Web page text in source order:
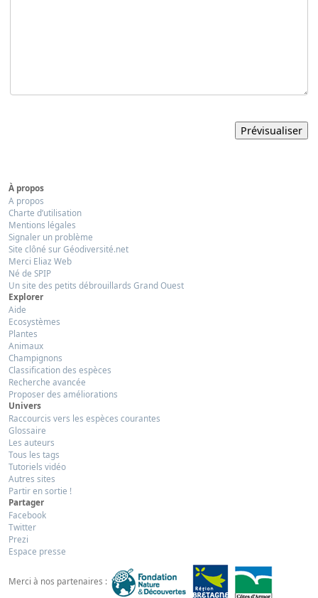
À propos
A propos
Charte d’utilisation
Mentions légales
Signaler un problème
Site clôné sur Géodiversité.net
Merci Eliaz Web
Né de SPIP
Un site des petits débrouillards Grand Ouest
Explorer
Aide
Ecosystèmes
Plantes
Animaux
Champignons
Classification des espèces
Recherche avancée
Proposer des améliorations
Univers
Raccourcis vers les espèces courantes
Glossaire
Les auteurs
Tous les tags
Tutoriels vidéo
Autres sites
Partir en sortie !
Partager
Facebook
Twitter
Prezi
Espace presse
Merci à nos partenaires :